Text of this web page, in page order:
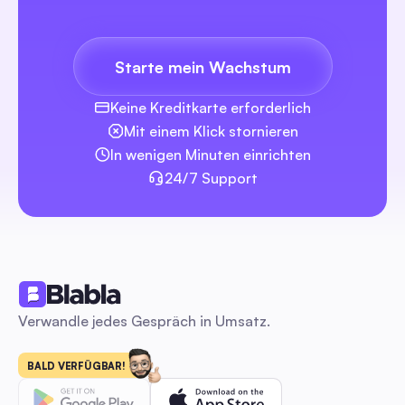
Kostenlose Videos zur Bearbeitungssoftware: Der
komplette Leitfaden 2026 für Social Creators
Ein praxisorientierter Vergleich von kostenlosen Video-
tatsächlich für Social-Creators, Manager und kleine Teams
funktionieren — keine Wasserzeichen, richtige Exporte,
mobile/desktop Gleichheit, KI-Funktionen und fertige
Plattformvorlagen. Enthält Plug-and-Play-Arbeitsabläufe
Vorlagen, um von Bearbeitung → Veröffentlichung →
Automatisierung zu gehen, damit Sie schneller und
Social-Media-Leitfäden
Instagram-Icon: Der komplette Leitfaden 2026 für
Marketer zur Steigerung von Engagement & Leads
Erhalten Sie exakte Größen, Export-Einstellungen,
gebrauchsfertige Vorlagen und eine Lesbarkeits-Checkliste
ein Schritt-für-Schritt-A/B-Test- und Automatisierungs-
um die Auswirkungen von Icon-Änderungen auf
Agenturen
Ersteller
Starte mein Wachstum
Keine Kreditkarte erforderlich
Mit einem Klick stornieren
In wenigen Minuten einrichten
24/7 Support
Verwandle jedes Gespräch in Umsatz.
BALD VERFÜGBAR!